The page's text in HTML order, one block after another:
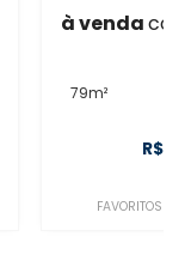
à venda
79m²
R$
FAVORITOS